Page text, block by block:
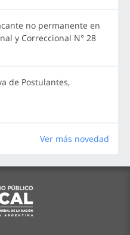
no permanente en
y Correccional N° 28
de Postulantes,
Ver más novedad